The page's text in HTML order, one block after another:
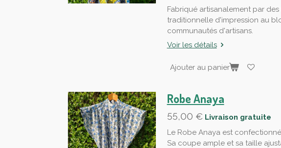
Fabriqué artisanalement par
traditionnelle d'impression au
communautés d'artisans.
Voir les détails
Ajouter au panier
Robe Anaya
55,00 € Livraison gratuite
Le Robe Anaya est
Sa coupe ample et sa taille